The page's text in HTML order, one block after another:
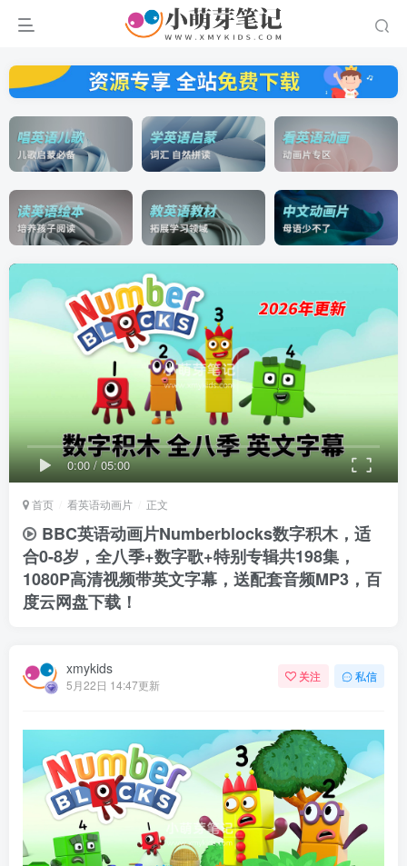
0:00/05:00
首页 看英语动画片 正文
BBC英语动画片Numberblocks数字积木，适
合0-8岁，全八季+数字歌+特别专辑共198集，
1080P高清视频带英文字幕，送配套音频MP3，百
度云网盘下载！
xmykids
5月22日 14:47更新
关注 私信